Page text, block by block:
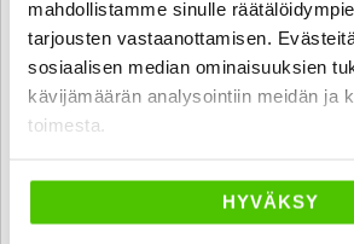
mahdollistamme sinulle
tarjousten vastaanottamisen.
sosiaalisen median ominaisuuksien
kävijämäärän analysointiin meidän ja
toimesta.
HYVÄKSY
DIG-T 115 Acenta 2WD Xtronic E6 Safety
korotonta ja kulutonta maksuaikaa! -